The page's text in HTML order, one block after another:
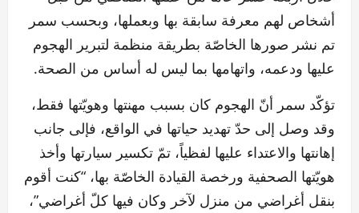
أشخاص لهم معرفة سابقة بها وبعملها، وبحسب سمر
تم نشر صورها الخاصّة بطريقة منظمة لتبرير الهجوم
عليها ودعمه، واتهامها بما ليس له أساس من الصحة.
تؤكّد سمر أنّ الهجوم كان بسبب مهنتها وهويّتها فقط،
وقد وصل إلى حدّ تهديد حياتها في الواقع، فإلى جانب
إهانتها والاعتداء عليها لفظياً، تمّ تكسير سيارتها وأخذ
هويّتها الصحفية ورخصة القيادة الخاصّة بها، “كنت أقوم
بنقل أغراضي من منزل لآخر وكان فيها كلّ أغراضي”،